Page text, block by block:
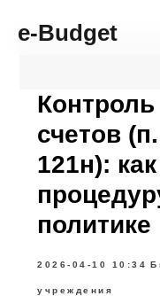
e-Budget
Контроль
счетов
121н):
политике
2026-04-10 10:34
учреждения